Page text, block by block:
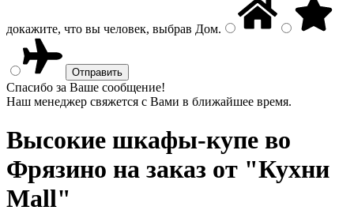
докажите, что вы человек, выбрав Дом.
Спасибо за Ваше сообщение!
Наш менеджер свяжется с Вами в ближайшее время.
Высокие шкафы-купе во
Фрязино на заказ от "Кухни
Mall"